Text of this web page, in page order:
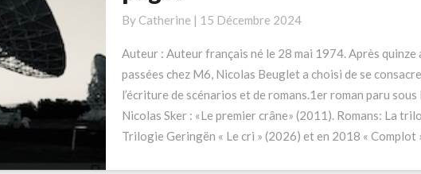
(RLE2024)
pages
By Catherine | 15 Décembre 2024
Auteur : Auteur français né le 28 mai 1974. Après quinze
passées chez M6, Nicolas Beuglet a choisi de se
l’écriture de scénarios et de romans.1er roman paru sous
Nicolas Sker : «Le premier crâne» (2011). Romans: La
Trilogie Geringën « Le cri » (2026) et en 2018 « Complot